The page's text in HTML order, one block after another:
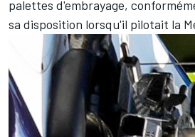
palettes d'embrayage,
sa disposition lorsqu'il pilotait la